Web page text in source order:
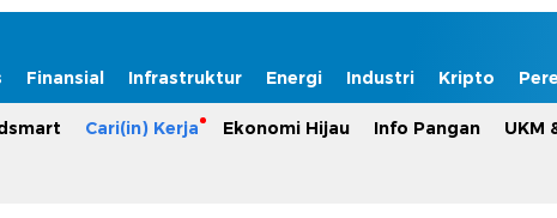
Finansial Infrastruktur Energi Industri Kripto
Cari(in) Kerja Ekonomi Hijau Info Pangan UKM